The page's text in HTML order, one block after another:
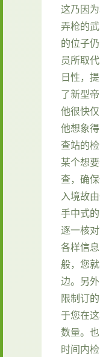
这乃因
弄枪的
的位子
员所取
日性，
了新型
他很快
他想象
查站的
某个想
查，确
入境故
手中式
逐一核
各样信
般，您
边。另
限制订
于您在
数量。
时间内